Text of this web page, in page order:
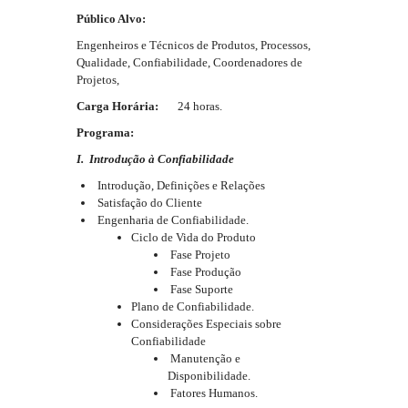
Público Alvo:
Engenheiros e Técnicos de Produtos, Processos,
Qualidade, Confiabilidade, Coordenadores de
Projetos,
Carga Horária: 24 horas.
Programa:
I. Introdução à Confiabilidade
Introdução, Definições e Relações
Satisfação do Cliente
Engenharia de Confiabilidade.
Ciclo de Vida do Produto
Fase Projeto
Fase Produção
Fase Suporte
Plano de Confiabilidade.
Considerações Especiais sobre
Confiabilidade
Manutenção e
Disponibilidade.
Fatores Humanos.